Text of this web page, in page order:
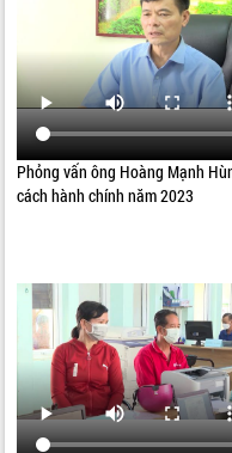
Phỏng vấn ông Hoàng Mạnh
cách hành chính năm 2023